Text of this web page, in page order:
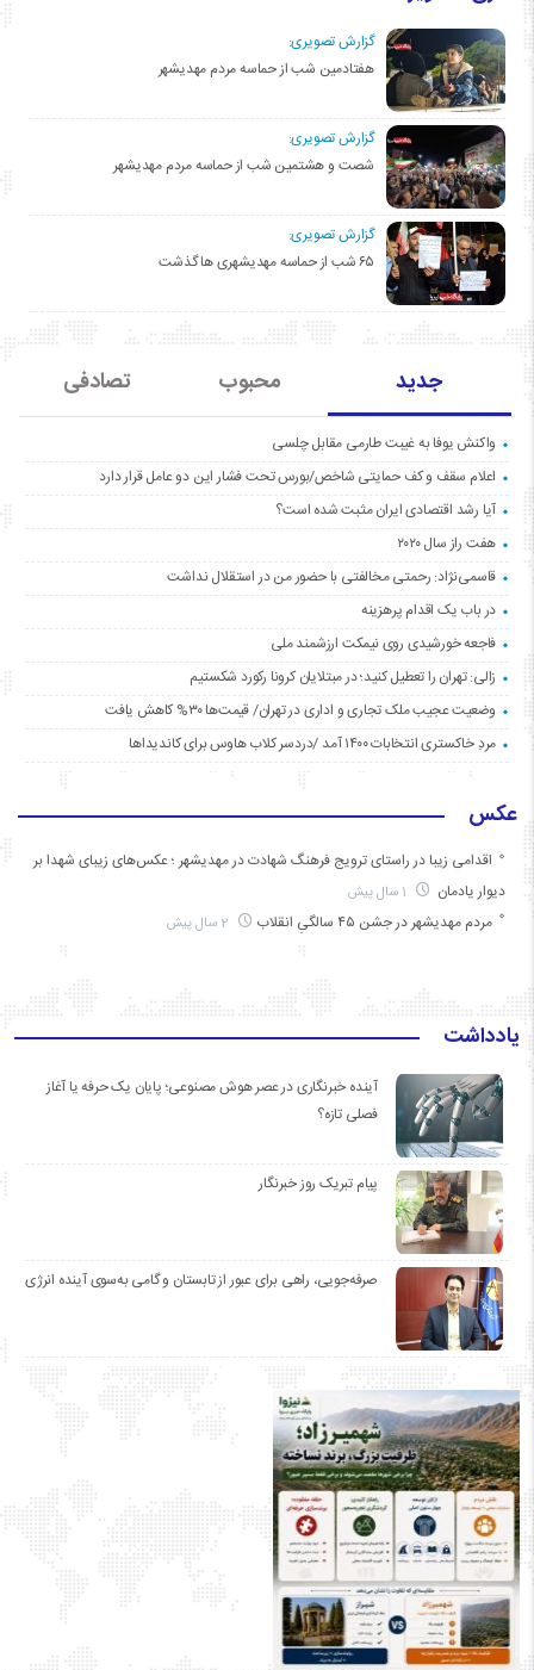
گزارش تصویری:
هفتادمین شب از حماسه مردم مهدیشهر
گزارش تصویری:
شصت و هشتمین شب از حماسه مردم مهدیشهر
گزارش تصویری:
۶۵ شب از حماسه مهدیشهری ها گذشت
جدید محبوب تصادفی
واکنش یوفا به غیبت طارمی مقابل چلسی
اعلام سقف و کف حمایتی شاخص/بورس تحت فشار این دو عامل قرار دارد
آیا رشد اقتصادی ایران مثبت شده است؟
هفت راز سال ۲۰۲۰
قاسمی‌نژاد: رحمتی مخالفتی با حضور من در استقلال نداشت
در باب یک اقدام پرهزینه
فاجعه خورشیدی روی نیمکت ارزشمند ملی
زالی: تهران را تعطیل کنید؛ در مبتلایان کرونا رکورد شکستیم
وضعیت عجیب ملک تجاری و اداری در تهران/ قیمت‌ها ۳۰% کاهش یافت
مردِ خاکستری انتخابات ۱۴۰۰ آمد /دردسر کلاب هاوس برای کاندیداها
عکس
اقدامی زیبا در راستای ترویج فرهنگ شهادت در مهدیشهر ؛ عکس‌های زیبای شهدا بر
دیوار یادمان
مردم مهدیشهر در جشن ۴۵ سالگیِ انقلاب
یادداشت
آینده خبرنگاری در عصر هوش مصنوعی؛ پایان یک حرفه یا آغاز
فصلی تازه؟
پیام تبریک روز خبرنگار
صرفه‌جویی، راهی برای عبور از تابستان و گامی به‌سوی آینده انرژی